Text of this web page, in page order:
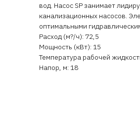
вод. Насос SP занимает
канализационных насосов.
оптимальными
Расход (м?/ч): 72,5
Мощность (кВт): 15
Температура рабочей
Напор, м: 18